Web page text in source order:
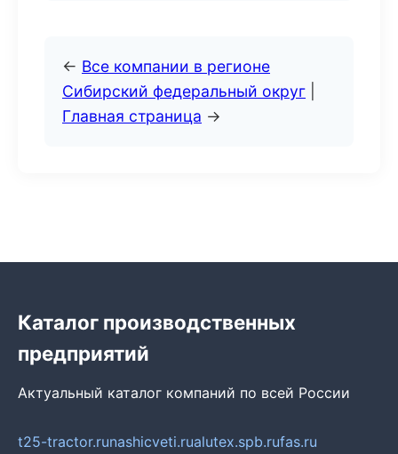
← Все компании в регионе
Сибирский федеральный округ
Главная страница →
Каталог производственных
предприятий
Актуальный каталог компаний по всей России
t25-tractor.runashicveti.rualutex.spb.rufas.ru